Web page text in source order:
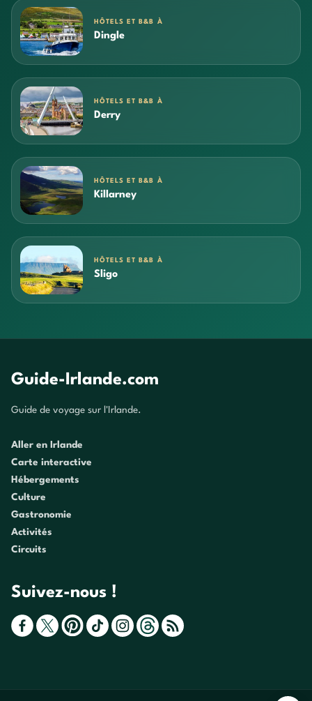
HÔTELS ET B&B À
Dingle
HÔTELS ET B&B À
Derry
HÔTELS ET B&B À
Killarney
HÔTELS ET B&B À
Sligo
Guide-Irlande.com
Guide de voyage sur l'Irlande.
Aller en Irlande
Carte interactive
Hébergements
Culture
Gastronomie
Activités
Circuits
Suivez-nous !